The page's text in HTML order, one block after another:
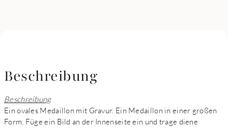
Beschreibung
Beschreibung
Ein ovales Medaillon mit Gravur. Ein Medaillon in einer großen
Form. Füge ein Bild an der Innenseite ein und trage diene